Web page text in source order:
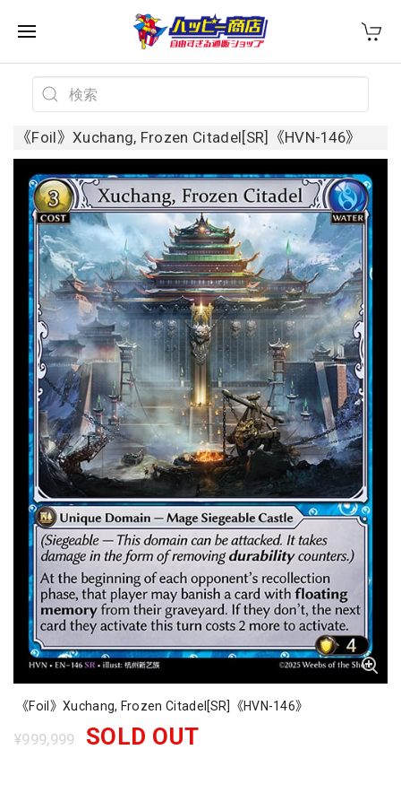
《Foil》Xuchang, Frozen Citadel[SR]《HVN-146》
《Foil》Xuchang, Frozen Citadel[SR]《HVN-146》
¥999,999 SOLD OUT